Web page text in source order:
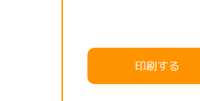
印刷する